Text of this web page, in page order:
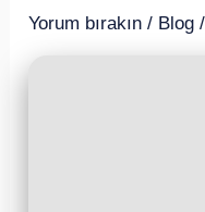
Yorum bırakın / Blog